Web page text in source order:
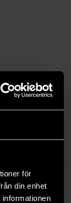
för
din enhet
1 st i lager.